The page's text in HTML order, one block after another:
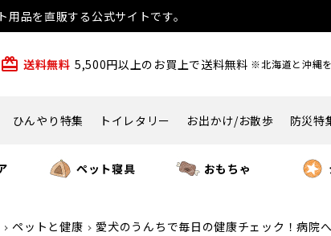
品を直販する公式サイトです。
card_giftcard 送料無料 5,500円以上のお買上で送料無料 ※北海道と沖縄
ひんやり特集 トイレタリー お出かけ/お散歩 防災特
ペット寝具 おもちゃ
ペットと健康 愛犬のうんちで毎日の健康チェック！病院